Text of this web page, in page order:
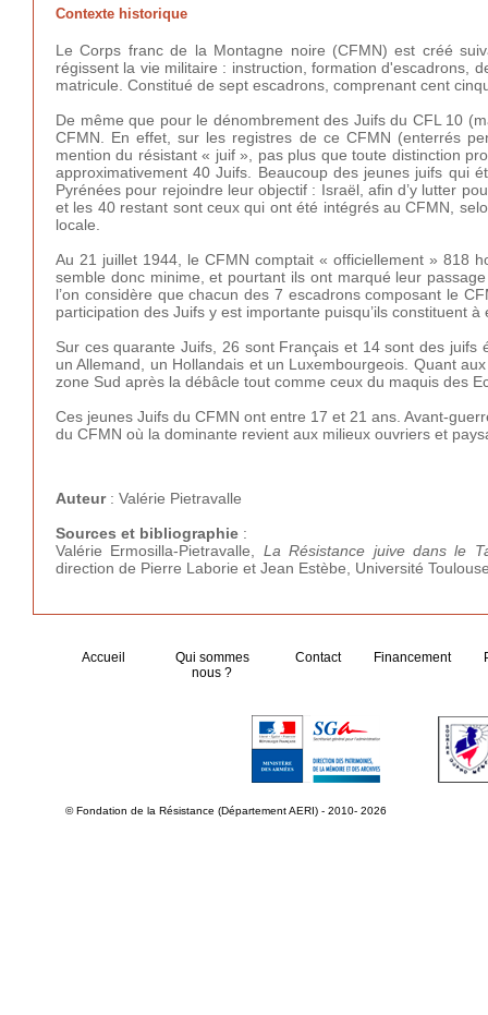
Contexte historique
Le Corps franc de la Montagne noire (CFMN) est créé
régissent la vie militaire : instruction, formation d'escadrons,
matricule. Constitué de sept escadrons, comprenant cent
De même que pour le dénombrement des Juifs du CFL 10
CFMN. En effet, sur les registres de ce CFMN (enterrés
mention du résistant « juif », pas plus que toute distinction
approximativement 40 Juifs. Beaucoup des jeunes juifs qui
Pyrénées pour rejoindre leur objectif : Israël, afin d’y lutter
et les 40 restant sont ceux qui ont été intégrés au CFMN,
locale.
Au 21 juillet 1944, le CFMN comptait « officiellement » 818
semble donc minime, et pourtant ils ont marqué leur
l’on considère que chacun des 7 escadrons composant le
participation des Juifs y est importante puisqu’ils constituent
Sur ces quarante Juifs, 26 sont Français et 14 sont des
un Allemand, un Hollandais et un Luxembourgeois. Quant
zone Sud après la débâcle tout comme ceux du maquis des
Ces jeunes Juifs du CFMN ont entre 17 et 21 ans. Avant-
du CFMN où la dominante revient aux milieux ouvriers et
Auteur: Valérie Pietravalle
Sources et bibliographie :
Valérie Ermosilla-Pietravalle, La Résistance juive dans le
direction de Pierre Laborie et Jean Estèbe, Université
Accueil
Qui sommes
nous ?
Contact Financement
© Fondation de la Résistance (Département AERI) - 2010- 2026